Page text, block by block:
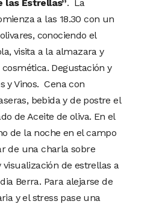
las Estrellas”. La
a las 18.30 con un
conociendo el
visita a la almazara y
Degustación y
y Vinos. Cena con
bebida y de postre el
de Aceite de oliva. En el
de la noche en el campo
de una charla sobre
visualización de estrellas a
Berra. Para alejarse de
y el stress pase una